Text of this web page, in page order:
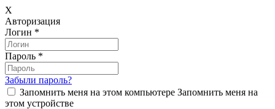
X
Авторизация
Логин *
Пароль *
Забыли пароль?
Запомнить меня на этом компьютере Запомнить меня на
этом устройстве